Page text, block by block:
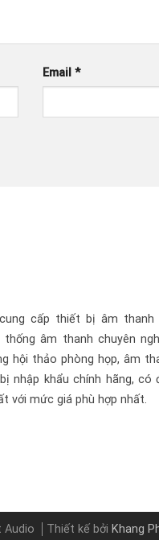
Email*
cấp thiết bị âm thanh
âm thanh chuyên
hội thảo phòng họp, âm
nhập khẩu chính hãng, có
với mức giá phù hợp nhất.
Audio Thiết kế bởi Khang